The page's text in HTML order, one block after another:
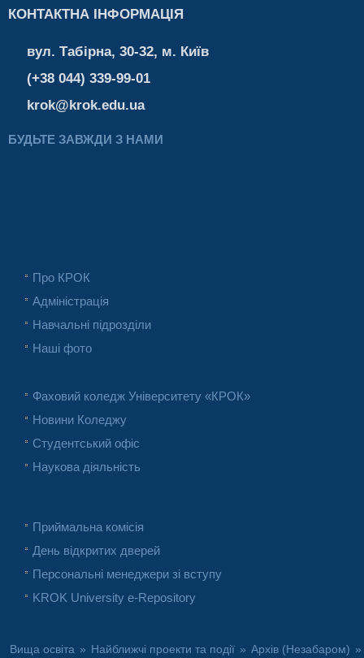
КОНТАКТНА ІНФОРМАЦІЯ
вул. Табірна, 30-32, м. Київ
(+38 044) 339-99-01
krok@krok.edu.ua
БУДЬТЕ ЗАВЖДИ З НАМИ
Про КРОК
Адміністрація
Навчальні підрозділи
Наші фото
Фаховий коледж Університету «КРОК»
Новини Коледжу
Студентський офіс
Наукова діяльність
Приймальна комісія
День відкритих дверей
Персональні менеджери зі вступу
KROK University e-Repository
Вища освіта » Найближчі проекти та події » Архів (Незабаром) »